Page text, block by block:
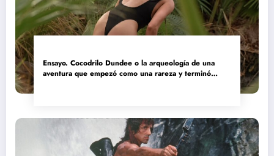
Ensayo. Cocodrilo Dundee o la arqueología de una
aventura que empezó como una rareza y terminó